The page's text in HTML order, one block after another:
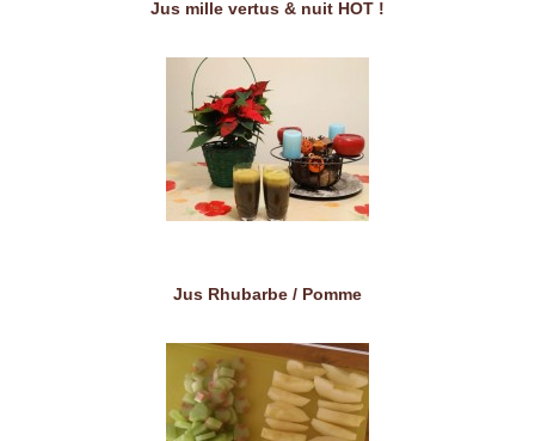
Jus mille vertus & nuit HOT !
Jus Rhubarbe / Pomme